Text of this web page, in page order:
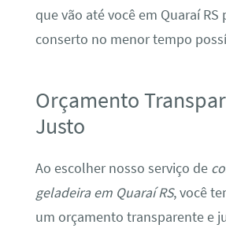
que vão até você em Quaraí RS
conserto no menor tempo
Orçamento
Justo
Ao escolher nosso serviço de
geladeira em Quaraí RS, você
um orçamento transparente e